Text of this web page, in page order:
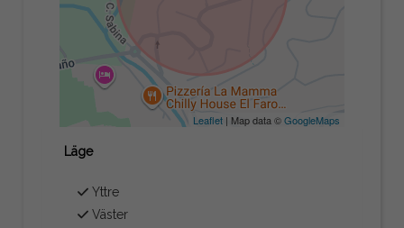
Leaflet| Map data ©GoogleMaps
Läge
Yttre
Väster